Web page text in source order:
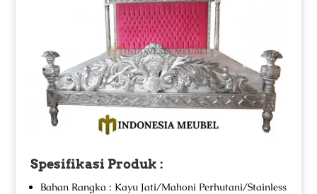
Spesifikasi Produk :
Bahan Rangka : Kayu Jati/Mahoni Perhutani/Stainless